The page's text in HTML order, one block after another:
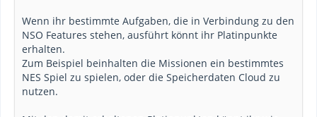
Wenn ihr bestimmte Aufgaben, die in Verbindung zu den
NSO Features stehen, ausführt könnt ihr Platinpunkte
erhalten.
Zum Beispiel beinhalten die Missionen ein bestimmtes
NES Spiel zu spielen, oder die Speicherdaten Cloud zu
nutzen.